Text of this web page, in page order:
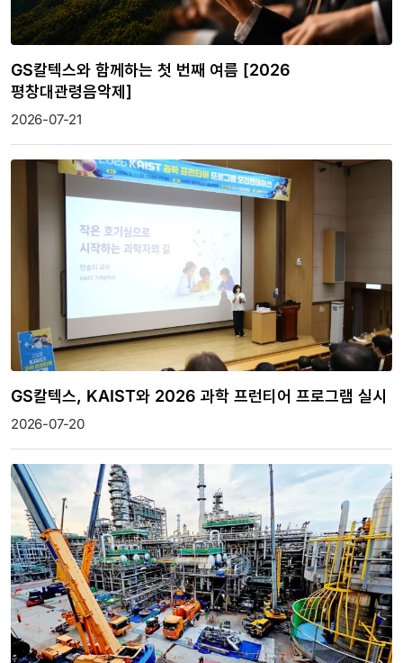
GS칼텍스와 함께하는 첫 번째 여름 [2026
평창대관령음악제]
2026-07-21
GS칼텍스, KAIST와 2026 과학 프런티어 프로그램 실시
2026-07-20